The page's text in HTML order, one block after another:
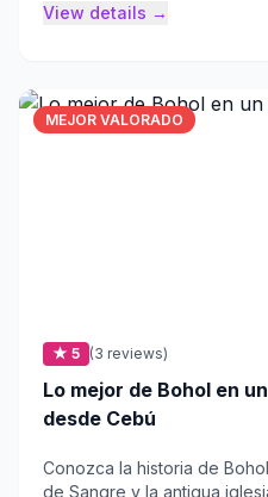
View details →
MEJOR VALORADO
★ 5 (3 reviews)
Lo mejor de Bohol en
desde Cebú
Conozca la historia de
de Sangre y la antigua